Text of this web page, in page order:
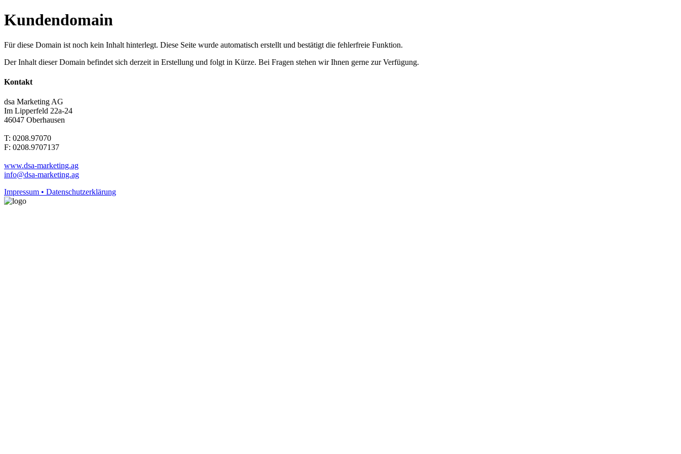
Kundendomain
Für diese Domain ist noch kein Inhalt hinterlegt. Diese Seite wurde automatisch erstellt und bestätigt die fehlerfreie Funktion.
Der Inhalt dieser Domain befindet sich derzeit in Erstellung und folgt in Kürze. Bei Fragen stehen wir Ihnen gerne zur Verfügung.
Kontakt
dsa Marketing AG
Im Lipperfeld 22a-24
46047 Oberhausen
T: 0208.97070
F: 0208.9707137
www.dsa-marketing.ag
info@dsa-marketing.ag
Impressum • Datenschutzerklärung